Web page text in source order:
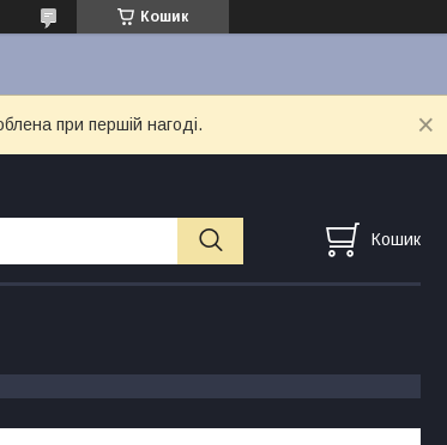
Кошик
при першій нагоді.
Кошик